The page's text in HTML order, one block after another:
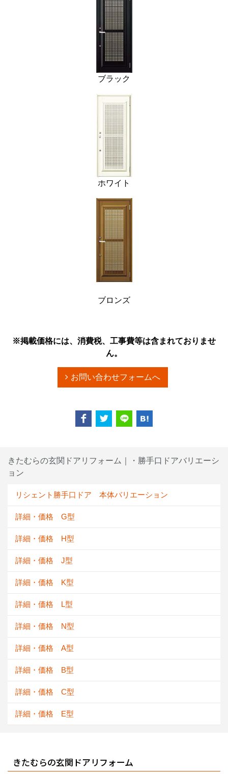
ブラック
ホワイト
ブロンズ
※掲載価格には、消費税、工事費等は含まれておりませ
ん。
お問い合わせフォームへ
きたむらの玄関ドアリフォーム｜・勝手口ドアバリエーシ
ョン
リシェント勝手口ドア 本体バリエーション
詳細・価格 G型
詳細・価格 H型
詳細・価格 J型
詳細・価格 K型
詳細・価格 L型
詳細・価格 N型
詳細・価格 A型
詳細・価格 B型
詳細・価格 C型
詳細・価格 E型
きたむらの玄関ドアリフォーム